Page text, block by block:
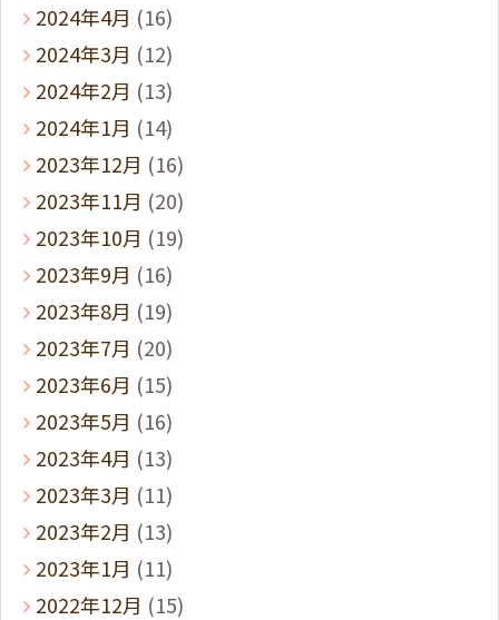
2024年4月 (16)
2024年3月 (12)
2024年2月 (13)
2024年1月 (14)
2023年12月 (16)
2023年11月 (20)
2023年10月 (19)
2023年9月 (16)
2023年8月 (19)
2023年7月 (20)
2023年6月 (15)
2023年5月 (16)
2023年4月 (13)
2023年3月 (11)
2023年2月 (13)
2023年1月 (11)
2022年12月 (15)